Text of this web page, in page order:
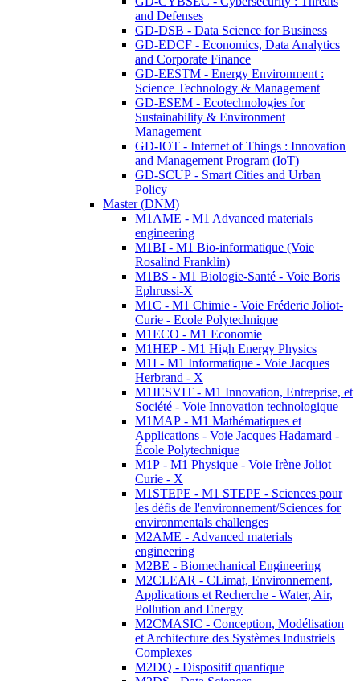
and Defenses
GD-DSB - Data Science for Business
GD-EDCF - Economics, Data Analytics
and Corporate Finance
GD-EESTM - Energy Environment :
Science Technology & Management
GD-ESEM - Ecotechnologies for
Sustainability & Environment
Management
GD-IOT - Internet of Things : Innovation
and Management Program (IoT)
GD-SCUP - Smart Cities and Urban
Policy
Master (DNM)
M1AME - M1 Advanced materials
engineering
M1BI - M1 Bio-informatique (Voie
Rosalind Franklin)
M1BS - M1 Biologie-Santé - Voie Boris
Ephrussi-X
M1C - M1 Chimie - Voie Fréderic Joliot-
Curie - Ecole Polytechnique
M1ECO - M1 Economie
M1HEP - M1 High Energy Physics
M1I - M1 Informatique - Voie Jacques
Herbrand - X
M1IESVIT - M1 Innovation, Entreprise, et
Société - Voie Innovation technologique
M1MAP - M1 Mathématiques et
Applications - Voie Jacques Hadamard -
École Polytechnique
M1P - M1 Physique - Voie Irène Joliot
Curie - X
M1STEPE - M1 STEPE - Sciences pour
les défis de l'environnement/Sciences for
environmentals challenges
M2AME - Advanced materials
engineering
M2BE - Biomechanical Engineering
M2CLEAR - CLimat, Environnement,
Applications et Recherche - Water, Air,
Pollution and Energy
M2CMASIC - Conception, Modélisation
et Architecture des Systèmes Industriels
Complexes
M2DQ - Dispositif quantique